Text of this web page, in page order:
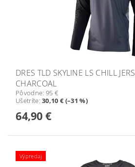
DRES TLD SKYLINE LS CHILL
CHARCOAL
Pôvodne: 95 €
Ušetríte:30,10 € (–31 %)
64,90 €
Výpredaj